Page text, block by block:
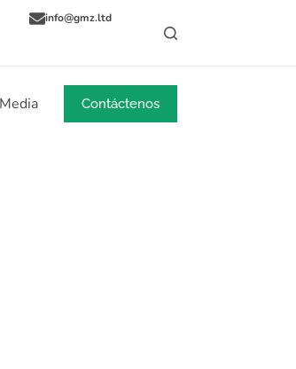
info@gmz.ltd
Media Noticias
Contáctenos